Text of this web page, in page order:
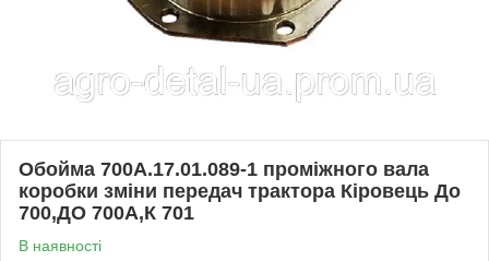
Обойма 700А.17.01.089-1 проміжного вала
коробки зміни передач трактора Кіровець До
700,ДО 700А,К 701
В наявності